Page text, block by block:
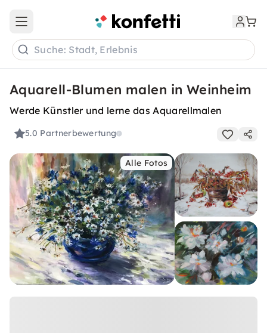
Open main menu
Suche: Stadt, Erlebnis
Aquarell-Blumen malen in Weinheim
Werde Künstler und lerne das Aquarellmalen
5.0 Partnerbewertung
Alle Fotos